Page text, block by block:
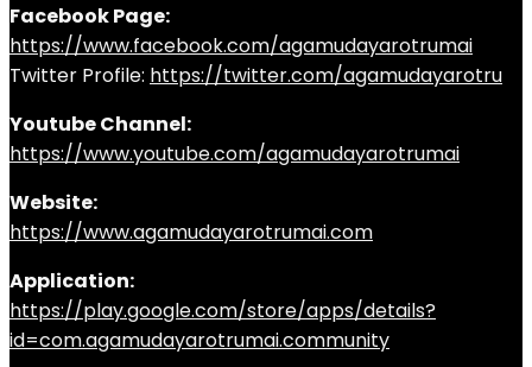
Facebook Page:
https://www.facebook.com/agamudayarotrumai
Twitter Profile: https://twitter.com/agamudayarotru
Youtube Channel:
https://www.youtube.com/agamudayarotrumai
Website:
https://www.agamudayarotrumai.com
Application:
https://play.google.com/store/apps/details?
id=com.agamudayarotrumai.community